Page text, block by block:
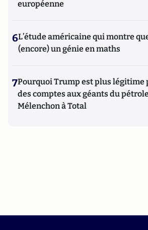
européenne
6L’étude américaine qui montre que
(encore) un génie en maths
7Pourquoi Trump est plus légitime
des comptes aux géants du
Mélenchon à Total